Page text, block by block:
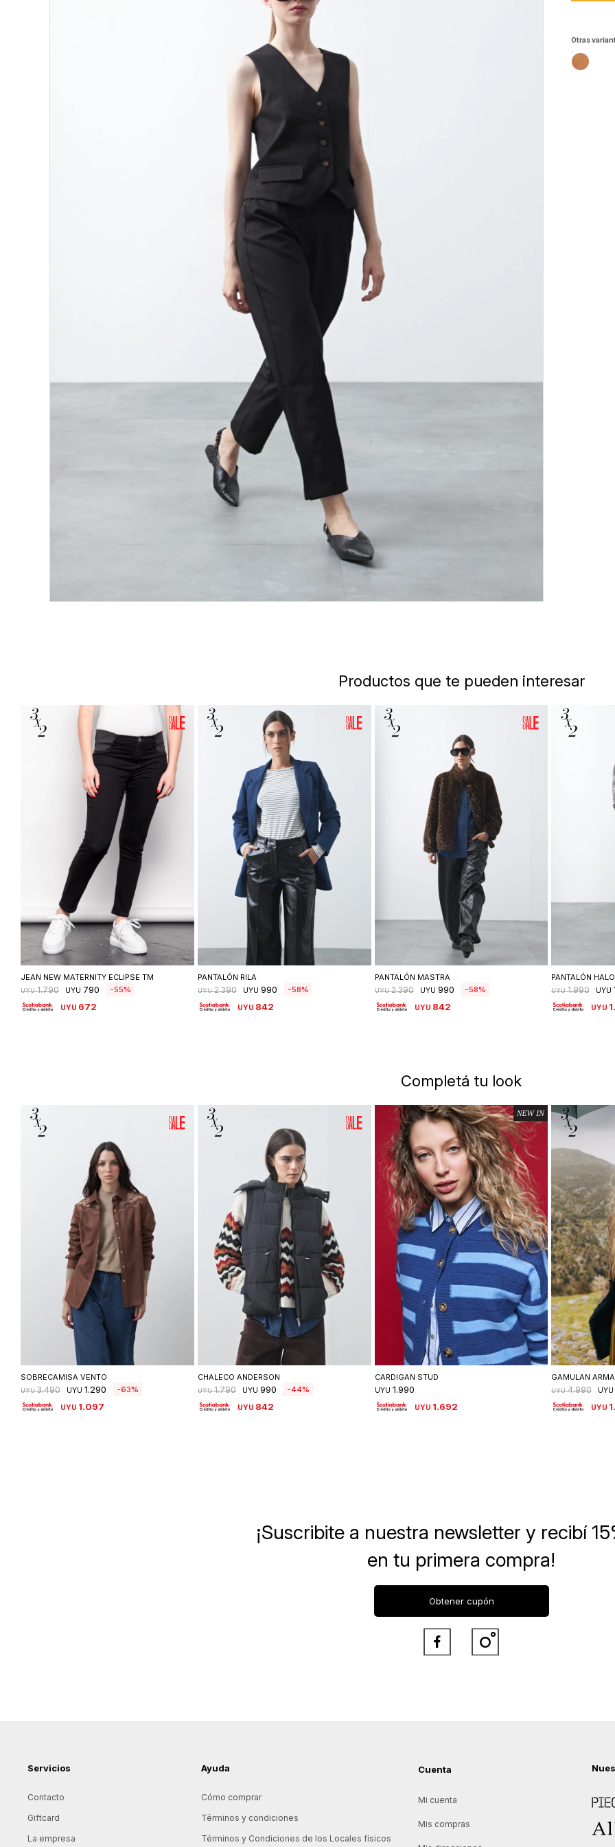
Otras
Productos que te pueden interesar
Seleccionar talle
JEAN NEW MATERNITY ECLIPSE TM
UYU 1.790 UYU 790 55
UYU 672
Seleccionar talle
PANTALÓN RILA
UYU 2.390 UYU 990 58
UYU 842
Seleccionar talle
PANTALÓN MASTRA
UYU 2.390 UYU 990 58
UYU 842
PANTALÓN HALO
UYU 1.990 UYU
UYU
Completá tu look
Seleccionar talle
SOBRECAMISA VENTO
UYU 3.490 UYU 1.290 63
UYU 1.097
Seleccionar talle
CHALECO ANDERSON
UYU 1.790 UYU 990 44
UYU 842
Seleccionar talle
CARDIGAN STUD
UYU 1.990
UYU 1.692
GAMULAN
UYU 4.990 UYU
UYU
Servicios
Contacto
Giftcard
La empresa
Ayuda
Cómo comprar
Términos y condiciones
Términos y Condiciones de los Locales físicos
Cuenta
Mi cuenta
Mis compras Allie
¡Suscribite a nuestra newsletter y recibí
en tu primera compra!
Obtener cupón
 